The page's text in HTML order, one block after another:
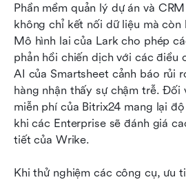
Phần mềm quản lý dự án và
không chỉ kết nối dữ liệu mà
Mô hình lai của Lark cho phép
phản hồi chiến dịch với các điều
AI của Smartsheet cảnh báo rủi
hàng nhận thấy sự chậm trễ. Đối
miễn phí của Bitrix24 mang lại
khi các Enterprise sẽ đánh giá
tiết của Wrike.
Khi thử nghiệm các công cụ, ưu